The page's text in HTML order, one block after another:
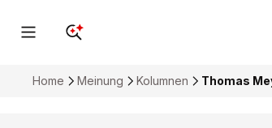
Home Meinung Kolumnen Thomas